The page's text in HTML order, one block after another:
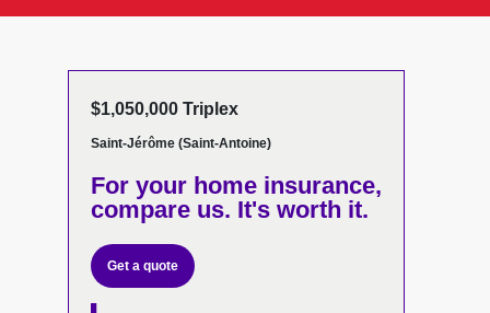
$1,050,000 Triplex
Saint-Jérôme (Saint-Antoine)
For your home insurance,
compare us. It's worth it.
Get a quote